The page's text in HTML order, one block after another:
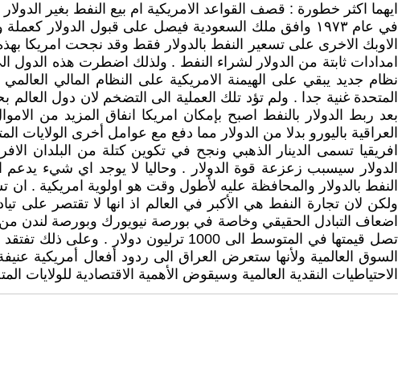
ايهما اكثر خطورة : قصف القواعد الامريكية ام بيع النفط بغير
الاوبك الاخرى على تسعير النفط بالدولار فقط وقد نجحت امريكا
امدادات ثابتة من الدولار لشراء النفط . ولذلك اضطرت هذه الدول
نظام جديد يبقي على الهيمنة الامريكية على النظام المالي
المتحدة غنية جدا . ولم تؤد تلك العملية الى التضخم لان دول
افريقيا تسمى الدينار الذهبي ونجح في تكوين كتلة من البلدان
الدولار سيسبب زعزعة قوة الدولار . وحاليا لا يوجد اي شيء
النفط بالدولار والمحافظة عليه لأطول وقت هو اولوية امريكية .
ولكن لان تجارة النفط هي الأكبر في العالم اذ انها لا تقتصر على
تصل قيمتها في المتوسط الى 1000
الاحتياطيات النقدية العالمية وسيقوض الأهمية الاقتصادية للولايات